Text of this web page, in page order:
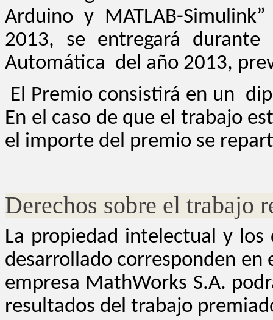
Arduino y MATLAB-
2013, se entregará
Automática del año 2013,
El Premio consistirá en un
En el caso de que el trabajo
el importe del premio se
Derechos sobre el trabajo
La propiedad intelectual y
desarrollado corresponden en
empresa MathWorks S.A.
resultados del trabajo